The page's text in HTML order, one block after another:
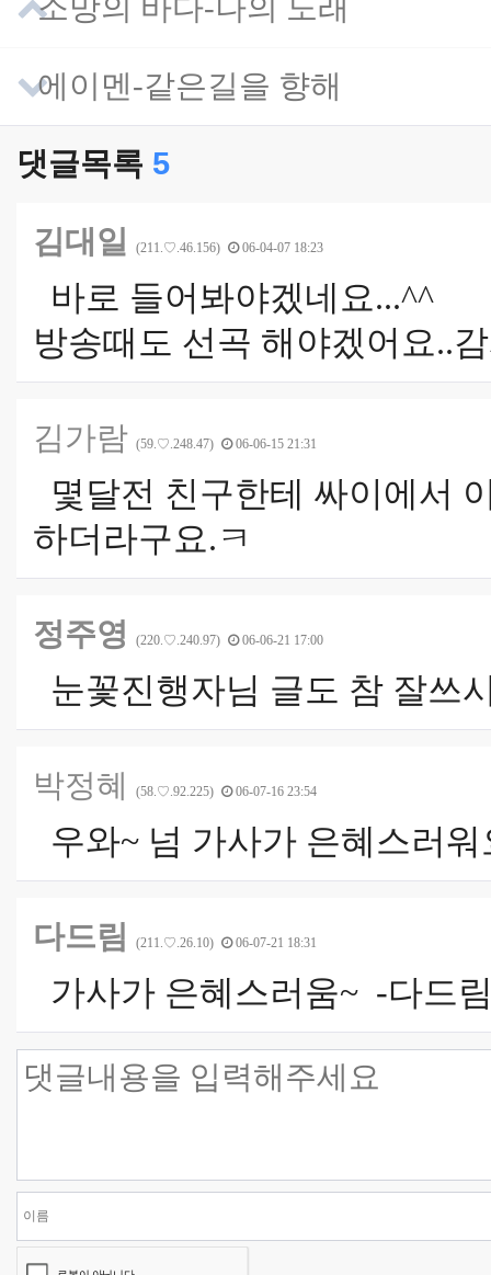
소망의 바다-나의 노래
에이멘-같은길을 향해
댓글목록 5
김대일 (211.♡.46.156) 06-04-07 18:23
바로 들어봐야겠네요...^^
방송때도 선곡 해야겠어요..
김가람 (59.♡.248.47) 06-06-15 21:31
몇달전 친구한테 싸이에서
하더라구요.ㅋ
정주영 (220.♡.240.97) 06-06-21 17:00
눈꽃진행자님 글도 참 잘쓰
박정혜 (58.♡.92.225) 06-07-16 23:54
우와~ 넘 가사가 은혜스러
다드림 (211.♡.26.10) 06-07-21 18:31
가사가 은혜스러움~ -다드